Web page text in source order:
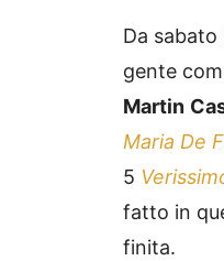
Da
gente
Martin
Maria De
5
fatto in
finita.